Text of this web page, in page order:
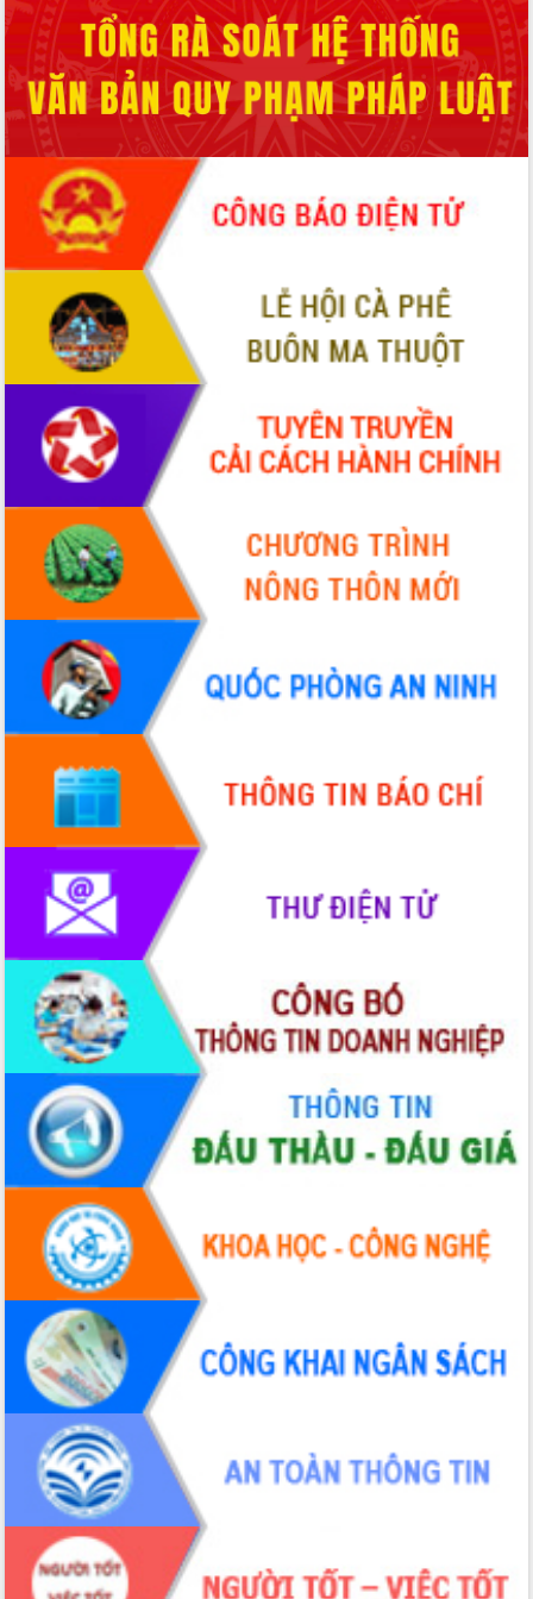
cấp xã
Đắk Lắk phát động hưởng ứng Ngày
Quyền của người tiêu dùng Việt Nam
2026
Đẩy mạnh cải cách hành chính, quyết
tâm đạt được mục tiêu tăng trưởng
hai con số trong năm 2026
Tổ chức trang trọng Lễ hội Đền thờ
Lương Văn Chánh năm 2026
Phó Bí thư Tỉnh ủy Đắk Lắk Đỗ Hữu
Huy giữ chức Bí thư Đảng ủy Ủy Ban
Nhân dân tỉnh
Bệnh án điện tử thúc đẩy chuyển đổi
số y tế tại Đắk Lắk
Chuyển đổi số thư viện: Mở rộng
không gian tri thức trong thời đại số
Đánh giá, rút kinh nghiệm công tác tổ
chức diễn tập trước ngày bầu cử
Chương trình “Gặp gỡ hữu nghị –
Friendship Meeting New Year 2026”
Bầu cử Quốc hội và HĐND: Cử tri Đắk
Lắk gửi gắm niềm tin, kỳ vọng vào lá
phiếu
Đắk Lắk sẵn sàng các điều kiện cho
Ngày hội bầu cử đại biểu Quốc hội
khóa XVI và HĐND các cấp nhiệm kỳ
2026-2031
Đảm bảo cuộc bầu cử đại biểu Quốc
hội và đại biểu HĐND các cấp diễn ra
an toàn, hiệu quả, đúng quy định
Thủ tướng Chính phủ Phạm Minh Chính
kiểm tra, chỉ đạo hoàn thành các dự
án cao tốc và thăm khu tái định cư tại
Đắk Lắk
Sôi nổi Hội đua ngựa truyền thống Gò
Thì Thùng mừng Xuân Bính Ngọ 2026
Lãnh đạo tỉnh dâng hương tưởng niệm
tại Đập Đồng Cam đầu Xuân Bính Ngọ
Ngành nông nghiệp phấn đấu tăng
trưởng đạt 5,86% trong năm 2026
UBND tỉnh Đắk Lắk triển khai công tác
quốc phòng, quân sự địa phương năm
2026
Đắk Lắk tập trung toàn lực khắc phục
tồn tại IUU, sẵn sàng làm việc với
Đoàn thanh tra EC
Chủ tịch UBND tỉnh Tạ Anh Tuấn thăm,
chúc mừng các bệnh viện nhân Ngày
Thầy thuốc Việt Nam
Rộn ràng lễ hội truyền thống Sông
nước Đà Nông lần thứ I năm 2026
Kỳ họp Chuyên đề lần thứ Năm, HĐND
tỉnh Đắk Lắk thông qua các nghị quyết
quan trọng
Thống nhất danh sách giới thiệu ứng
cử đại biểu Quốc hội khoá XVI và đại
biểu HĐND tỉnh Đắk Lắk, nhiệm kỳ
2026-2031
Phát động hai phong trào thi đua quan
trọng trong kỷ nguyên mới
Hội nghị lần thứ tư Ban Chỉ đạo công